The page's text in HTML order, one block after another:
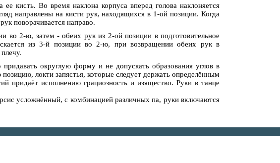
кисть. Во время наклона корпуса вперед голова наклоняется
направлены на кисти рук, находящихся в 1-ой позиции. Когда
поворачивается направо.
во 2-ю, затем - обеих рук из 2-ой позиции в подготовительное
из 3-й позиции во 2-ю, при возвращении обеих рук в
округлую форму и не допускать образования углов в
локти запястья, которые следует держать определённым
придаёт исполнению грациозность и изящество. Руки в танце
усложнённый, с комбинацией различных па, руки включаются